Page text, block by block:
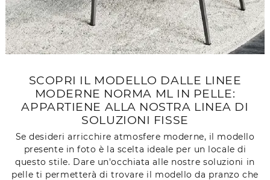
SCOPRI IL MODELLO DALLE LINEE
MODERNE NORMA ML IN PELLE:
APPARTIENE ALLA NOSTRA LINEA DI
SOLUZIONI FISSE
Se desideri arricchire atmosfere moderne, il modello
presente in foto è la scelta ideale per un locale di
questo stile. Dare un'occhiata alle nostre soluzioni in
pelle ti permetterà di trovare il modello da pranzo che